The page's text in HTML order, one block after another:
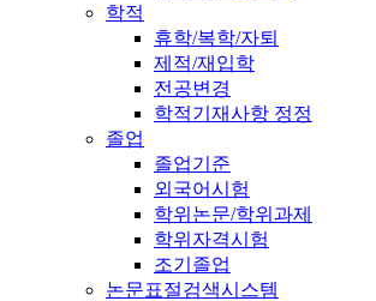
학적
휴학/복학/자퇴
제적/재입학
전공변경
학적기재사항 정정
졸업
졸업기준
외국어시험
학위논문/학위과제
학위자격시험
조기졸업
논문표절검색시스템